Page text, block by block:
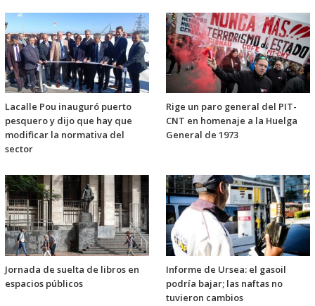
Lacalle Pou inauguró puerto
pesquero y dijo que hay que
modificar la normativa del
sector
Rige un paro general del PIT-
CNT en homenaje a la Huelga
General de 1973
Jornada de suelta de libros en
espacios públicos
Informe de Ursea: el gasoil
podría bajar; las naftas no
tuvieron cambios